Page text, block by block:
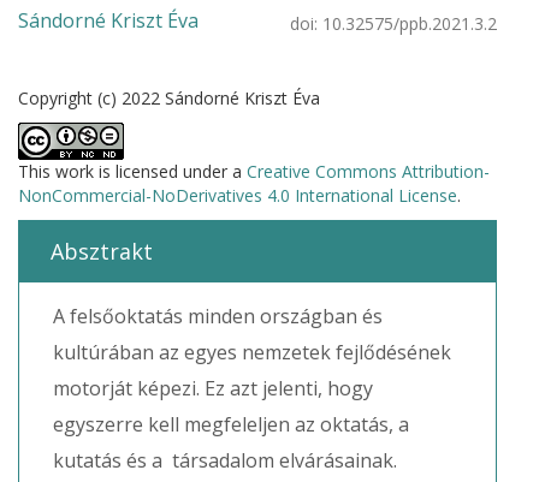
Sándorné Kriszt Éva doi: 10.32575/ppb.2021.3.2
Copyright (c) 2022 Sándorné Kriszt Éva
This work is licensed under a Creative Commons Attribution-
NonCommercial-NoDerivatives 4.0 International License.
Absztrakt
A felsőoktatás minden országban és
kultúrában az egyes nemzetek fejlődésének
motorját képezi. Ez azt jelenti, hogy
egyszerre kell megfeleljen az oktatás, a
kutatás és a társadalom elvárásainak.